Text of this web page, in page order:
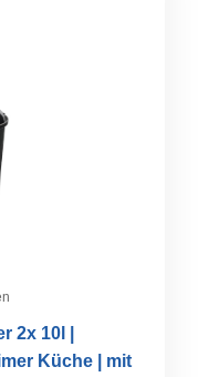
2x 10l |
Küche | mit